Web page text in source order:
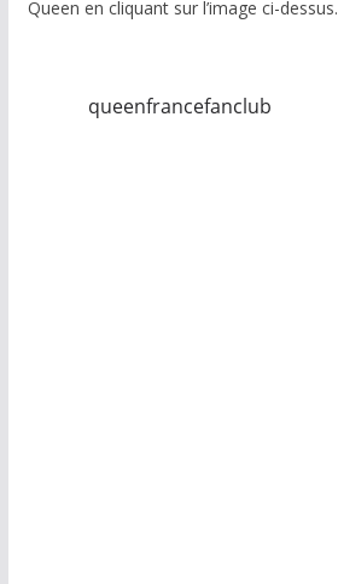
Queen en cliquant sur l’image ci-dessus.
queenfrancefanclub